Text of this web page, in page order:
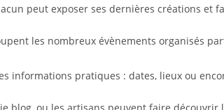
peut exposer ses dernières créations et
les nombreux évènements organisés
informations pratiques : dates, lieux ou